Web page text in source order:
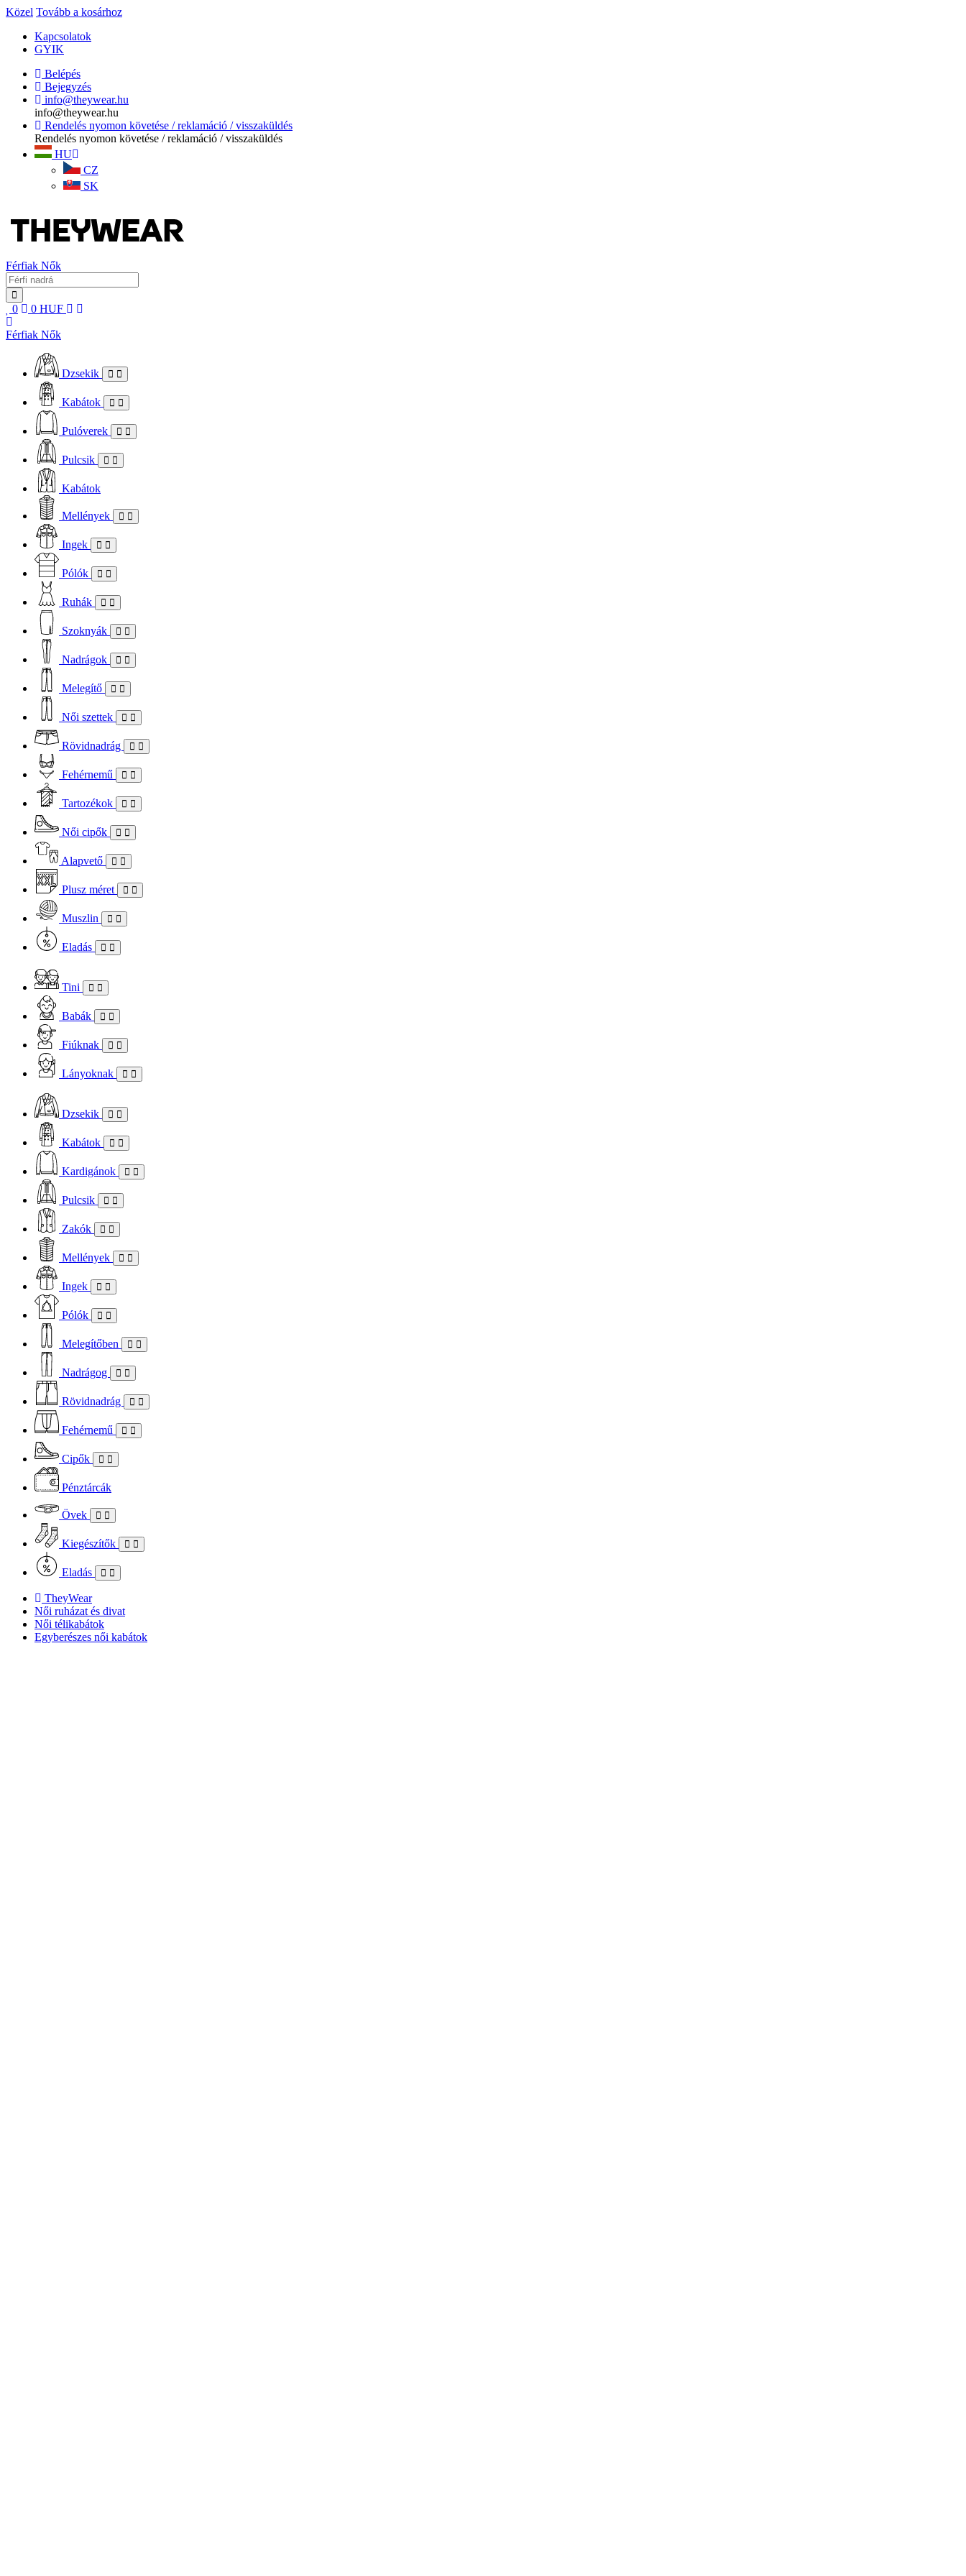
Közel Tovább a kosárhoz
Kapcsolatok
GYIK
Belépés
Bejegyzés
info@theywear.hu
info@theywear.hu
Rendelés nyomon követése / reklamáció / visszaküldés
Rendelés nyomon követése / reklamáció / visszaküldés
HU
CZ
SK
Férfiak Nők
0 0 HUF
Férfiak Nők
Dzsekik
Kabátok
Pulóverek
Pulcsik
Kabátok
Mellények
Ingek
Pólók
Ruhák
Szoknyák
Nadrágok
Melegítő
Női szettek
Rövidnadrág
Fehérnemű
Tartozékok
Női cipők
Alapvető
Plusz méret
Muszlin
Eladás
Tini
Babák
Fiúknak
Lányoknak
Dzsekik
Kabátok
Kardigánok
Pulcsik
Zakók
Mellények
Ingek
Pólók
Melegítőben
Nadrágog
Rövidnadrág
Fehérnemű
Cipők
Pénztárcák
Övek
Kiegészítők
Eladás
TheyWear
Női ruházat és divat
Női télikabátok
Egyberészes női kabátok